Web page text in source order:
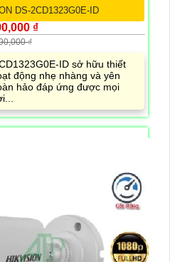
DS-2CD1323G0E-ID
₫
₫
ID sở hữu thiết
động nhẹ nhàng và yên
hảo đáp ứng được mọi